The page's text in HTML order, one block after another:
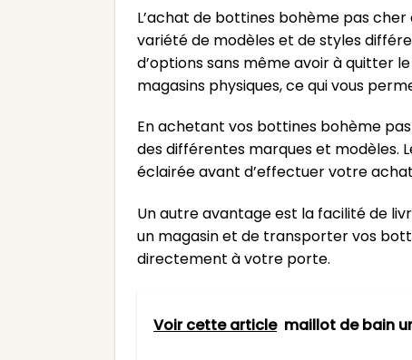
L’achat de bottines bohème pas
variété de modèles et de styles
d’options sans même avoir à quitter
magasins physiques, ce qui vous
En achetant vos bottines bohème
des différentes marques et modèles.
éclairée avant d’effectuer votre
Un autre avantage est la facilité de
un magasin et de transporter vos
directement à votre porte.
Voir cette article maillot de bain